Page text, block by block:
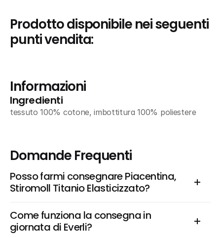
Prodotto disponibile nei seguenti
punti vendita:
Informazioni
Ingredienti
tessuto 100% cotone, imbottitura 100% poliestere
Domande Frequenti
Posso farmi consegnare Piacentina,
Stiromoll Titanio Elasticizzato?
Come funziona la consegna in
giornata di Everli?